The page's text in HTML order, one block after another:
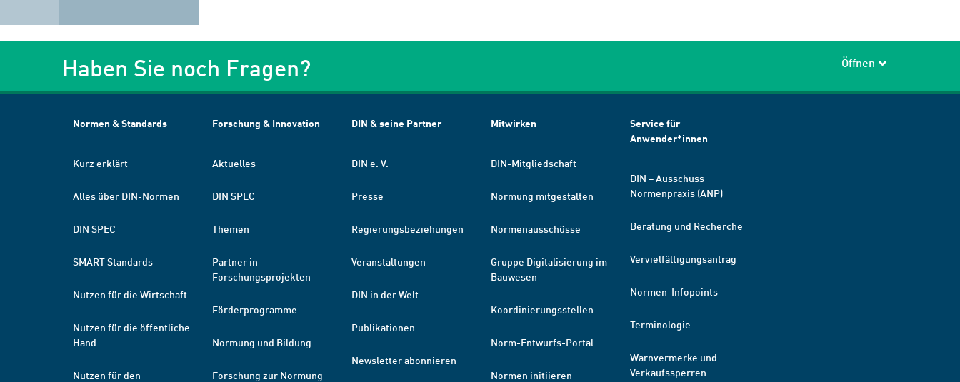
Haben Sie noch Fragen? Öffnen
Normen & Standards
Kurz erklärt
Alles über DIN-Normen
DIN SPEC
SMART Standards
Nutzen für die Wirtschaft
Nutzen für die öffentliche
Hand
Nutzen für den
Forschung & Innovation
Aktuelles
DIN SPEC
Themen
Partner in
Forschungsprojekten
Förderprogramme
Normung und Bildung
Forschung zur Normung
DIN & seine Partner
DIN e. V.
Presse
Regierungsbeziehungen
Veranstaltungen
DIN in der Welt
Publikationen
Newsletter abonnieren
Mitwirken
DIN-Mitgliedschaft
Normung mitgestalten
Normenausschüsse
Gruppe Digitalisierung im
Bauwesen
Koordinierungsstellen
Norm-Entwurfs-Portal
Normen initiieren
Service für
Anwender*innen
DIN – Ausschuss
Normenpraxis (ANP)
Beratung und Recherche
Vervielfältigungsantrag
Normen-Infopoints
Terminologie
Warnvermerke und
Verkaufssperren